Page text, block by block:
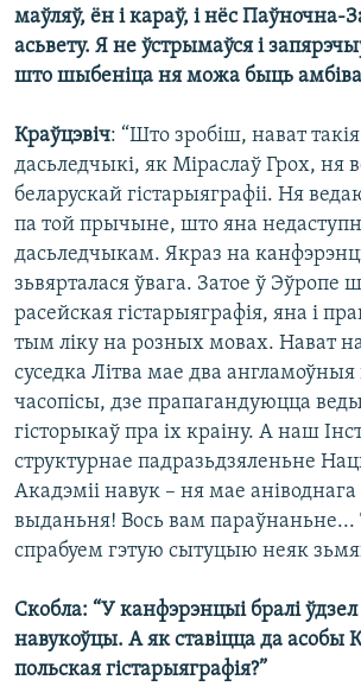
маўляў, ён і караў, і нёс
асьвету. Я не ўстрымаўся і
што шыбеніца ня можа быць
Краўцэвіч: “Што зробіш, нават
дасьледчыкі, як Міраслаў Грох, ня
беларускай гістарыяграфіі. Ня
па той прычыне, што яна
дасьледчыкам. Якраз на
зьвярталася ўвага. Затое ў Эўропе
расейская гістарыяграфія, яна і
тым ліку на розных мовах. Нават
суседка Літва мае два
часопісы, дзе прапагандуюцца веды
гісторыкаў пра іх краіну. А наш
структурнае падразьдзяленьне
Акадэміі навук – ня мае
выданьня! Вось вам
спрабуем гэтую сытуцыю неяк
Скобла: “У канфэрэнцыі бралі ўдзел
навукоўцы. А як ставіцца да асобы
польская гістарыяграфія?”